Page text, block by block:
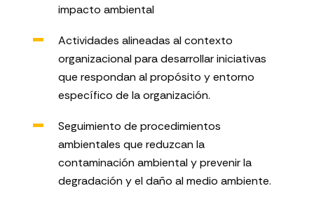
impacto ambiental
Actividades alineadas al contexto
organizacional para desarrollar iniciativas
que respondan al propósito y entorno
específico de la organización.
Seguimiento de procedimientos
ambientales que reduzcan la
contaminación ambiental y prevenir la
degradación y el daño al medio ambiente.